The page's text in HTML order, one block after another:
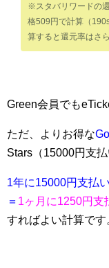
※スタバリワードの
格509円で計算（
算すると還元率はさ
Green会員でも
ただ、よりお得な
Stars（15000円支払
1年に15000円支払
＝ 1ヶ月に1250円支
すればよい計算です